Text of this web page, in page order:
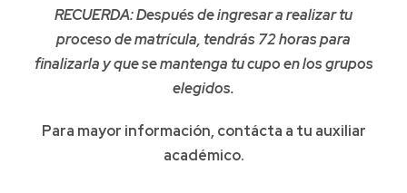
RECUERDA: Después de ingresar a realizar tu
proceso de matrícula, tendrás 72 horas para
finalizarla y que se mantenga tu cupo en los grupos
elegidos.
Para mayor información, contácta a tu auxiliar
académico.